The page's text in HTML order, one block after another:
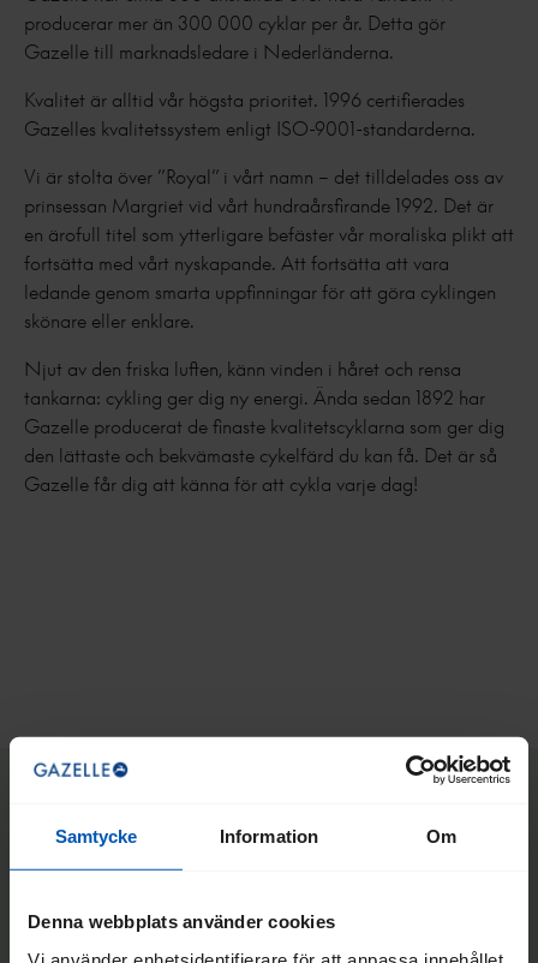
Samtycke Information Om
Denna webbplats använder cookies
producerar mer än 300 000 cyklar per år. Detta gör
Gazelle till marknadsledare i Nederländerna.
Kvalitet är alltid vår högsta prioritet. 1996 certifierades
Gazelles kvalitetssystem enligt ISO-9001-standarderna.
Vi är stolta över ”Royal” i vårt namn – det tilldelades oss av
prinsessan Margriet vid vårt hundraårsfirande 1992. Det är
en ärofull titel som ytterligare befäster vår moraliska plikt att
fortsätta med vårt nyskapande. Att fortsätta att vara
ledande genom smarta uppfinningar för att göra cyklingen
skönare eller enklare.
Njut av den friska luften, känn vinden i håret och rensa
tankarna: cykling ger dig ny energi. Ända sedan 1892 har
Gazelle producerat de finaste kvalitetscyklarna som ger dig
den lättaste och bekvämaste cykelfärd du kan få. Det är så
Gazelle får dig att känna för att cykla varje dag!